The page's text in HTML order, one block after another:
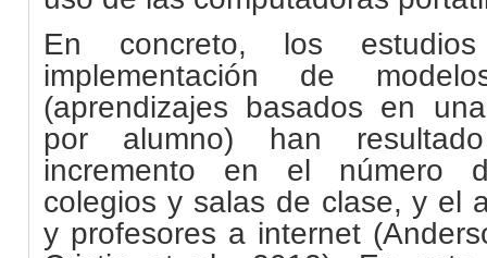
En concreto, los
implementación de
(aprendizajes basados en
por alumno) han
incremento en el número
colegios y salas de clase, y el
y profesores a internet